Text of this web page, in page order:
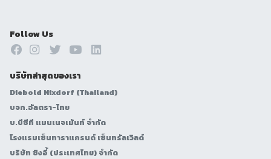
Follow Us
บริษัทล่าสุดของเรา
Diebold Nixdorf (Thailand)
บจก.อัลตรา-ไทย
บ.บีซีที แมนเนจเม้นท์ จำกัด
โรงแรมเซ็นทาราแกรนด์ เซ็นทรัลเวิลด์
บริษัท ซิงอี้ (ประเทศไทย) จำกัด